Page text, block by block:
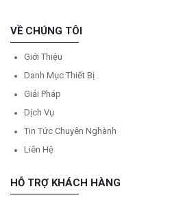
VỀ CHÚNG TÔI
Giới Thiệu
Danh Mục Thiết Bị
Giải Pháp
Dịch Vụ
Tin Tức Chuyên Nghành
Liên Hệ
HỖ TRỢ KHÁCH HÀNG